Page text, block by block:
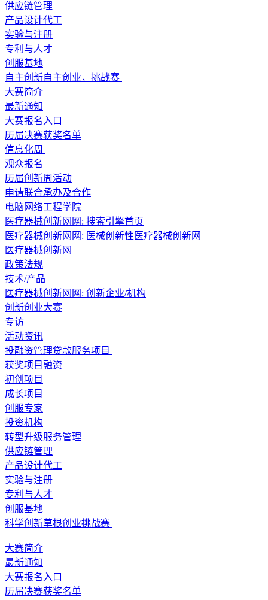
供应链管理
产品设计代工
实验与注册
专利与人才
创服基地
自主创新自主创业，挑战赛
大赛简介
最新通知
大赛报名入口
历届决赛获奖名单
信息化周
观众报名
历届创新周活动
申请联合承办及合作
电脑网络工程学院
医疗器械创新网网: 搜索引擎首页
医疗器械创新网网: 医械创新性医疗器械创新网
医疗器械创新网
政策法规
技术/产品
医疗器械创新网网: 创新企业/机构
创新创业大赛
专访
活动资讯
投融资管理贷款服务项目
获奖项目融资
初创项目
成长项目
创服专家
投资机构
转型升级服务管理
供应链管理
产品设计代工
实验与注册
专利与人才
创服基地
科学创新草根创业挑战赛
大赛简介
最新通知
大赛报名入口
历届决赛获奖名单